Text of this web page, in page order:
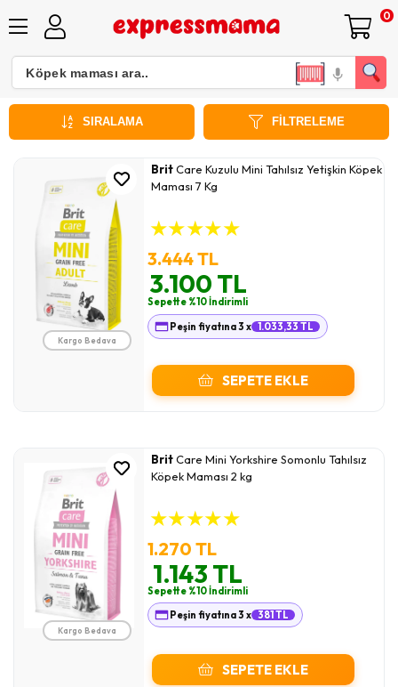
0
FILTRELEME
SIRALAMA
Kargo Bedava
BritCare Kuzulu Mini Tahılsız Yetişkin Köpek
Maması 7 Kg
★★★★★
3.444 TL
3.100 TL
Sepette %10 İndirimli
Peşin fiyatına 3 x 1.033,33 TL
SEPETE EKLE
Kargo Bedava
BritCare Mini Yorkshire Somonlu Tahılsız
Köpek Maması 2 kg
★★★★★
1.270 TL
1.143 TL
Sepette %10 İndirimli
Peşin fiyatına 3 x 381 TL
SEPETE EKLE